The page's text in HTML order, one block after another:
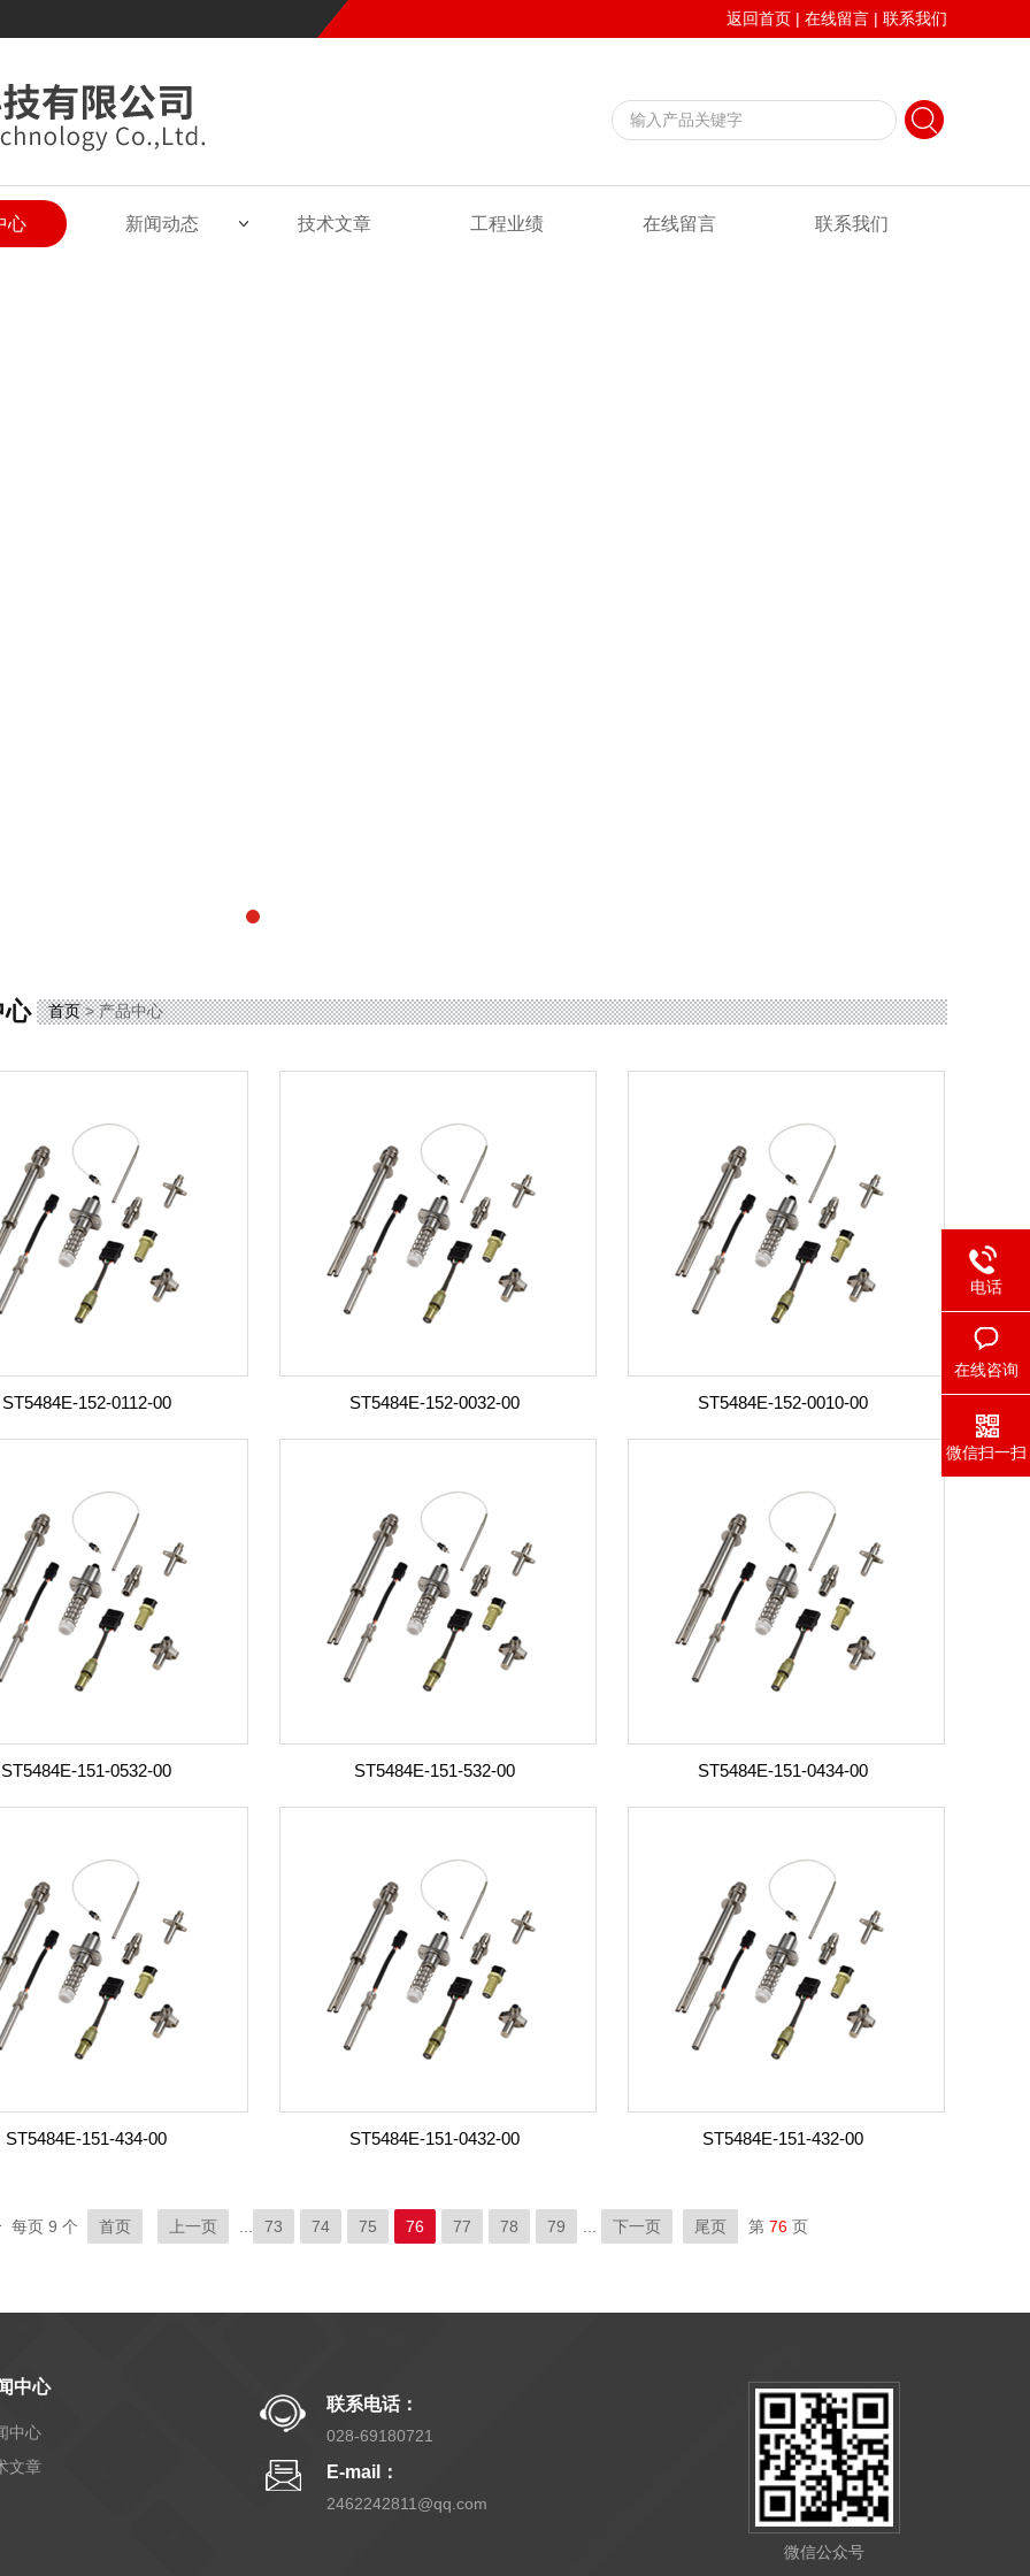
返回首页 | 在线留言 | 联系我们
心 新闻动态 技术文章 工程业绩 在线留言 联系我们
心 首页> 产品中心
ST5484E-152-0112-00 ST5484E-152-0032-00 ST5484E-152-0010-00
ST5484E-151-0532-00 ST5484E-151-532-00 ST5484E-151-0434-00
ST5484E-151-434-00 ST5484E-151-0432-00 ST5484E-151-432-00
每页 9 个 首页 上一页 73 74 75 76 77 78 79 下一页 尾页 第 76 页
中心
中心
文章
联系电话：
028-69180721
E-mail：
2462242811@qq.com
微信公众号
电话
在线咨询
微信扫一扫